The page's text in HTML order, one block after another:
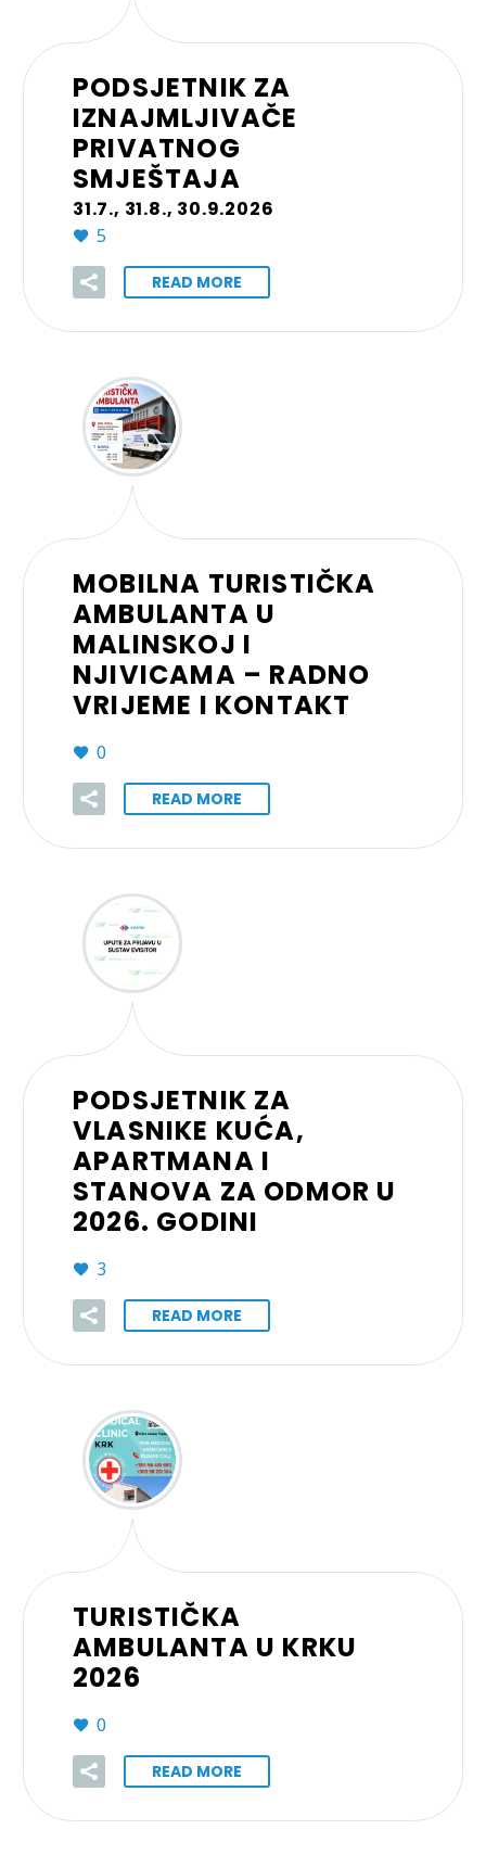
PODSJETNIK ZA
IZNAJMLJIVAČE
PRIVATNOG
SMJEŠTAJA
31.7., 31.8., 30.9.2026
5
READ MORE
MOBILNA TURISTIČKA
AMBULANTA U
MALINSKOJ I
NJIVICAMA – RADNO
VRIJEME I KONTAKT
0
READ MORE
PODSJETNIK ZA
VLASNIKE KUĆA,
APARTMANA I
STANOVA ZA ODMOR U
2026. GODINI
3
READ MORE
TURISTIČKA
AMBULANTA U KRKU
2026
0
READ MORE